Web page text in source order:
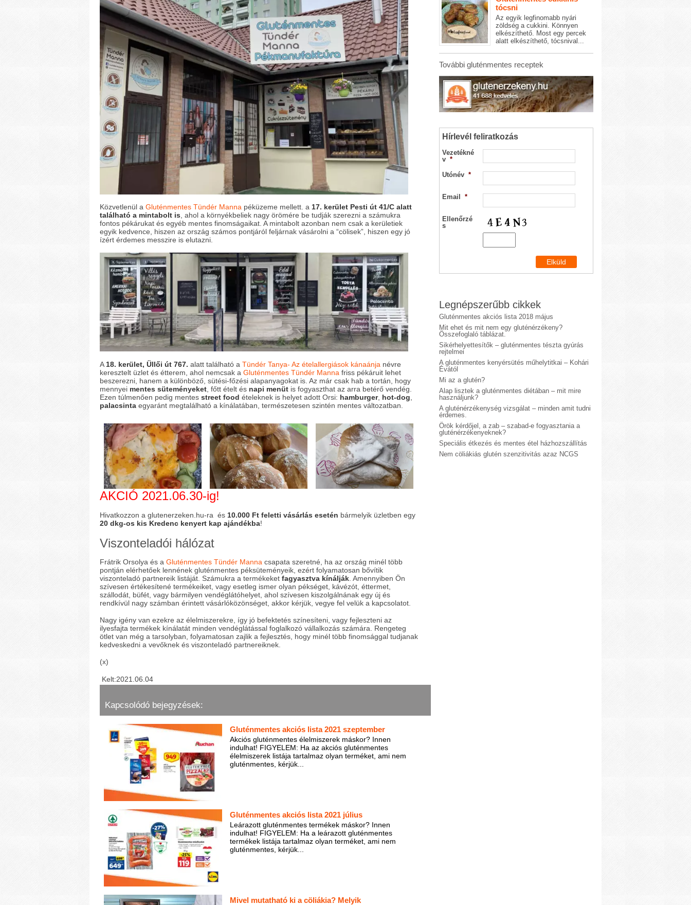
Közvetlenül a Gluténmentes Tündér Manna péküzeme mellett. a 17. kerület Pesti út 41/C alatt
található a mintabolt is, ahol a környékbeliek nagy örömére be tudják szerezni a számukra
fontos pékárukat és egyéb mentes finomságaikat. A mintabolt azonban nem csak a kerületiek
egyik kedvence, hiszen az ország számos pontjáról feljárnak vásárolni a “cölisek”, hiszen egy jó
ízért érdemes messzire is elutazni.
A18. kerület, Üllői út 767. alatt található a Tündér Tanya- Az ételallergiások kánaánja névre
keresztelt üzlet és étterem, ahol nemcsak a Gluténmentes Tündér Manna friss pékáruit lehet
beszerezni, hanem a különböző, sütési-főzési alapanyagokat is. Az már csak hab a tortán, hogy
mennyei mentes süteményeket, főtt ételt és napi menüt is fogyaszthat az arra betérő vendég.
Ezen túlmenően pedig mentes street food ételeknek is helyet adott Orsi: hamburger, hot-dog,
palacsinta egyaránt megtalálható a kínálatában, természetesen szintén mentes változatban.
AKCIÓ 2021.06.30-ig!
Hivatkozzon a glutenerzeken.hu-ra és 10.000 Ft feletti vásárlás esetén bármelyik üzletben egy
20 dkg-os kis Kredenc kenyert kap ajándékba!
Viszonteladói hálózat
Frátrik Orsolya és a Gluténmentes Tündér Manna csapata szeretné, ha az ország minél több
pontján elérhetőek lennének gluténmentes péksüteményeik, ezért folyamatosan bővítik
viszonteladó partnereik listáját. Számukra a termékeket fagyasztva kínálják . Amennyiben Ön
szívesen értékesítené termékeiket, vagy esetleg ismer olyan pékséget, kávézót, éttermet,
szállodát, büfét, vagy bármilyen vendéglátóhelyet, ahol szívesen kiszolgálnának egy új és
rendkívül nagy számban érintett vásárlóközönséget, akkor kérjük, vegye fel velük a kapcsolatot.
Nagy igény van ezekre az élelmiszerekre, így jó befektetés színesíteni, vagy fejleszteni az
ilyesfajta termékek kínálatát minden vendéglátással foglalkozó vállalkozás számára. Rengeteg
ötlet van még a tarsolyban, folyamatosan zajlik a fejlesztés, hogy minél több finomsággal tudjanak
kedveskedni a vevőknek és viszonteladó partnereiknek.
(x)
Kelt:2021.06.04
Kapcsolódó bejegyzések:
Gluténmentes akciós lista 2021 szeptember
Akciós gluténmentes élelmiszerek máskor? Innen
indulhat! FIGYELEM: Ha az akciós gluténmentes
élelmiszerek listája tartalmaz olyan terméket, ami nem
gluténmentes, kérjük...
Gluténmentes akciós lista 2021 július
Leárazott gluténmentes termékek máskor? Innen
indulhat! FIGYELEM: Ha a leárazott gluténmentes
termékek listája tartalmaz olyan terméket, ami nem
gluténmentes, kérjük...
Mivel mutatható ki a cöliákia? Melyik
tócsni
Az egyik legfinomabb nyári
zöldség a cukkini. Könnyen
elkészíthető. Most egy percek
alatt elkészíthető, tócsnival...
További gluténmentes receptek
Hírlevél feliratkozás
Vezetékné
v *
Utónév *
Email *
Ellenőrzé
s
Legnépszerűbb cikkek
Gluténmentes akciós lista 2018 május
Mit ehet és mit nem egy gluténérzékeny?
Összefoglaló táblázat.
Sikérhelyettesítők – gluténmentes tészta gyúrás
rejtelmei
A gluténmentes kenyérsütés műhelytitkai – Kohári
Évától
Mi az a glutén?
Alap lisztek a gluténmentes diétában – mit mire
használjunk?
A gluténérzékenység vizsgálat – minden amit tudni
érdemes.
Örök kérdőjel, a zab – szabad-e fogyasztania a
gluténérzékenyeknek?
Speciális étkezés és mentes étel házhozszállítás
Nem cöliákiás glutén szenzitivitás azaz NCGS